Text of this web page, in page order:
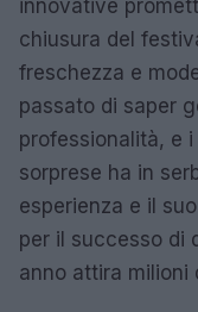
innovative
chiusura del
freschezza e
passato di saper
professionalità, e
sorprese ha in
esperienza e il
per il successo di
anno attira milioni